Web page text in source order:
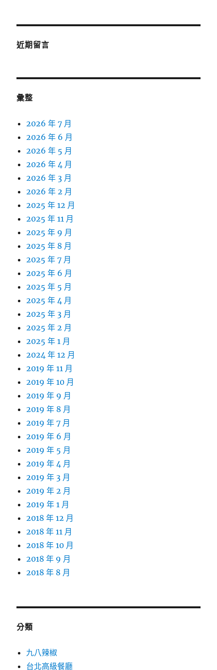
近期留言
彙整
2026 年 7 月
2026 年 6 月
2026 年 5 月
2026 年 4 月
2026 年 3 月
2026 年 2 月
2025 年 12 月
2025 年 11 月
2025 年 9 月
2025 年 8 月
2025 年 7 月
2025 年 6 月
2025 年 5 月
2025 年 4 月
2025 年 3 月
2025 年 2 月
2025 年 1 月
2024 年 12 月
2019 年 11 月
2019 年 10 月
2019 年 9 月
2019 年 8 月
2019 年 7 月
2019 年 6 月
2019 年 5 月
2019 年 4 月
2019 年 3 月
2019 年 2 月
2019 年 1 月
2018 年 12 月
2018 年 11 月
2018 年 10 月
2018 年 9 月
2018 年 8 月
分類
九八辣椒
台北高級餐廳